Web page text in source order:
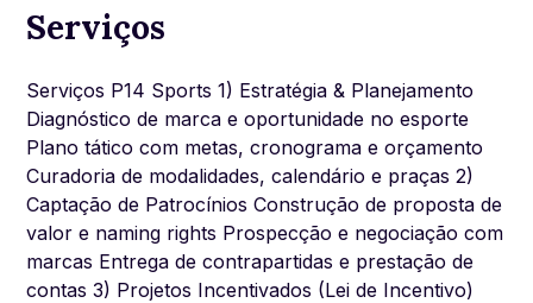
Serviços
Serviços P14 Sports 1) Estratégia & Planejamento
Diagnóstico de marca e oportunidade no esporte
Plano tático com metas, cronograma e orçamento
Curadoria de modalidades, calendário e praças 2)
Captação de Patrocínios Construção de proposta de
valor e naming rights Prospecção e negociação com
marcas Entrega de contrapartidas e prestação de
contas 3) Projetos Incentivados (Lei de Incentivo)